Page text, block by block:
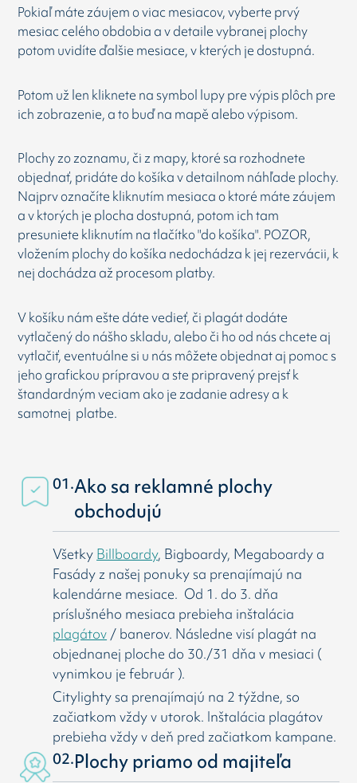
Pokiaľ máte záujem o viac mesiacov, vyberte prvý
mesiac celého obdobia a v detaile vybranej plochy
potom uvidíte ďalšie mesiace, v kterých je dostupná.
Potom už len kliknete na symbol lupy pre výpis plôch pre
ich zobrazenie, a to buď na mapě alebo výpisom.
Plochy zo zoznamu, či z mapy, ktoré sa rozhodnete
objednať, pridáte do košíka v detailnom náhľade plochy.
Najprv označíte kliknutím mesiaca o ktoré máte záujem
a v ktorých je plocha dostupná, potom ich tam
presuniete kliknutím na tlačítko "do košíka". POZOR,
vložením plochy do košíka nedochádza k jej rezervácii, k
nej dochádza až procesom platby.
V košíku nám ešte dáte vedieť, či plagát dodáte
vytlačený do nášho skladu, alebo či ho od nás chcete aj
vytlačiť, eventuálne si u nás môžete objednat aj pomoc s
jeho grafickou prípravou a ste pripravený prejsť k
štandardným veciam ako je zadanie adresy a k
samotnej platbe.
01.Ako sa reklamné plochy
obchodujú
Všetky Billboardy, Bigboardy, Megaboardy a
Fasády z našej ponuky sa prenajímajú na
kalendárne mesiace. Od 1. do 3. dňa
príslušného mesiaca prebieha inštalácia
plagátov / banerov. Následne visí plagát na
objednanej ploche do 30./31 dňa v mesiaci (
vynimkou je február ).
Citylighty sa prenajímajú na 2 týždne, so
začiatkom vždy v utorok. Inštalácia plagátov
prebieha vždy v deň pred začiatkom kampane.
02.Plochy priamo od majiteľa